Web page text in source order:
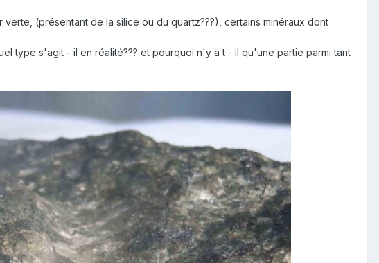
(présentant de la silice ou du quartz???), certains minéraux dont
type s'agit - il en réalité??? et pourquoi n'y a t - il qu'une partie parmi tant